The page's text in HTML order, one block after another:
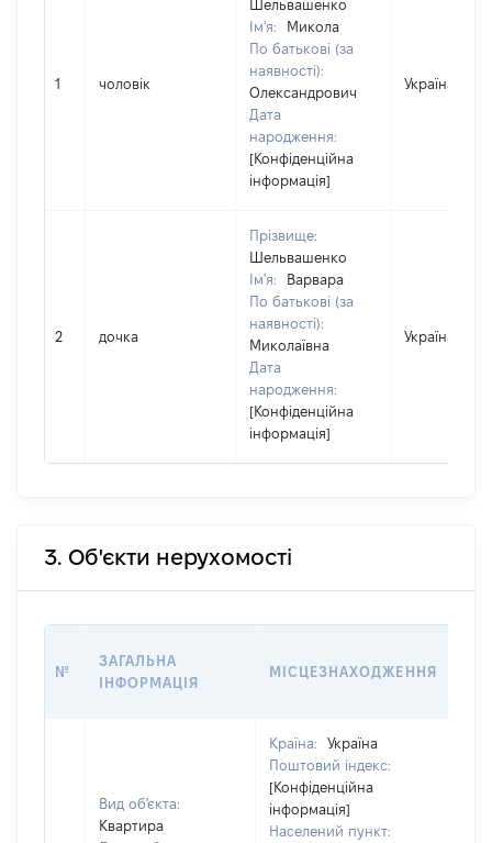
1 чоловік
Шельвашенко
Ім'я:
Микола
По батькові (за
наявності):
Олександрович
Дата
народження:
[Конфіденційна
інформація]
Україна
2 дочка
Прізвище:
Шельвашенко
Ім'я:
Варвара
По батькові (за
наявності):
Миколаївна
Дата
народження:
[Конфіденційна
інформація]
Україна
3. Об'єкти нерухомості
№
ЗАГАЛЬНА
ІНФОРМАЦІЯ
МІСЦЕЗНАХОДЖЕННЯ
Вид об'єкта:
Квартира
Країна:
Україна
Поштовий індекс:
[Конфіденційна
інформація]
Населений пункт: